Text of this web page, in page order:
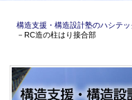
構造支援・構造設計塾のハシテッ
－RC造の柱はり接合部